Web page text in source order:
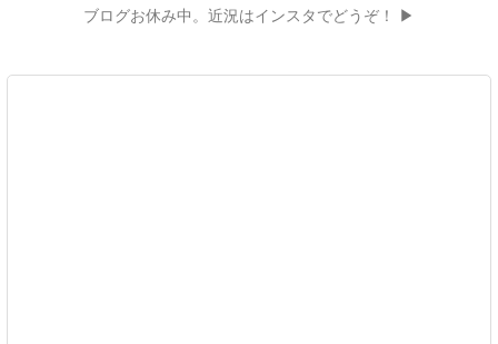
ブログお休み中。近況はインスタでどうぞ！ ▶